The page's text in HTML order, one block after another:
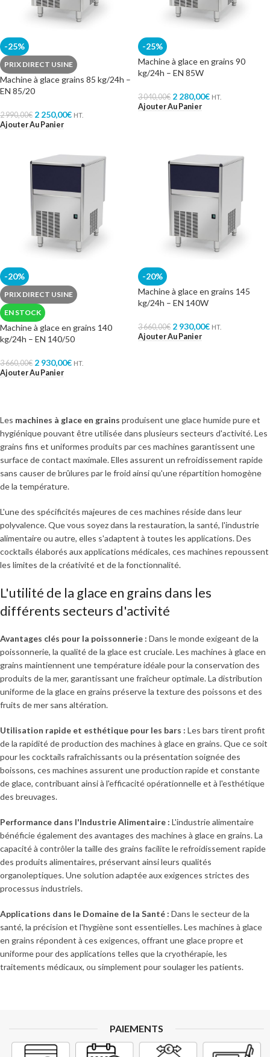
-25%
PRIX DIRECT USINE
Machine à glace grains 85 kg/24h –
EN 85/20
2 990,00€ 2 250,00€ HT.
Ajouter Au Panier
-25%
Machine à glace en grains 90
kg/24h – EN 85W
3 040,00€ 2 280,00€ HT.
Ajouter Au Panier
-20%
PRIX DIRECT USINE
EN STOCK
Machine à glace en grains 140
kg/24h – EN 140/50
3 660,00€ 2 930,00€ HT.
Ajouter Au Panier
-20%
Machine à glace en grains 145
kg/24h – EN 140W
3 660,00€ 2 930,00€ HT.
Ajouter Au Panier
Les machines à glace en grains produisent une glace humide pure et
hygiénique pouvant être utilisée dans plusieurs secteurs d'activité. Les
grains fins et uniformes produits par ces machines garantissent une
surface de contact maximale. Elles assurent un refroidissement rapide
sans causer de brûlures par le froid ainsi qu'une répartition homogène
de la température.
L'une des spécificités majeures de ces machines réside dans leur
polyvalence. Que vous soyez dans la restauration, la santé, l'industrie
alimentaire ou autre, elles s'adaptent à toutes les applications. Des
cocktails élaborés aux applications médicales, ces machines repoussent
les limites de la créativité et de la fonctionnalité.
L'utilité de la glace en grains dans les
différents secteurs d'activité
Avantages clés pour la poissonnerie : Dans le monde exigeant de la
poissonnerie, la qualité de la glace est cruciale. Les machines à glace en
grains maintiennent une température idéale pour la conservation des
produits de la mer, garantissant une fraîcheur optimale. La distribution
uniforme de la glace en grains préserve la texture des poissons et des
fruits de mer sans altération.
Utilisation rapide et esthétique pour les bars : Les bars tirent profit
de la rapidité de production des machines à glace en grains. Que ce soit
pour les cocktails rafraîchissants ou la présentation soignée des
boissons, ces machines assurent une production rapide et constante
de glace, contribuant ainsi à l'efficacité opérationnelle et à l'esthétique
des breuvages.
Performance dans l'Industrie Alimentaire : L'industrie alimentaire
bénéficie également des avantages des machines à glace en grains. La
capacité à contrôler la taille des grains facilite le refroidissement rapide
des produits alimentaires, préservant ainsi leurs qualités
organoleptiques. Une solution adaptée aux exigences strictes des
processus industriels.
Applications dans le Domaine de la Santé : Dans le secteur de la
santé, la précision et l'hygiène sont essentielles. Les machines à glace
en grains répondent à ces exigences, offrant une glace propre et
uniforme pour des applications telles que la cryothérapie, les
traitements médicaux, ou simplement pour soulager les patients.
PAIEMENTS